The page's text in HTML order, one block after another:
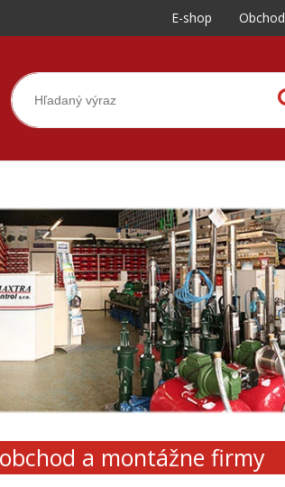
E-shop Obchod
a montážne firmy